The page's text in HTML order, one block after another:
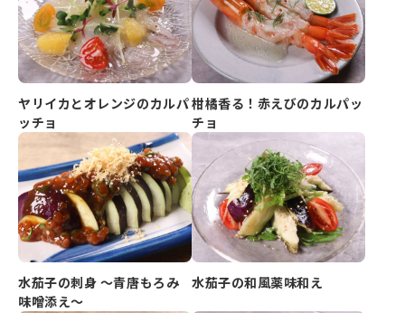
ヤリイカとオレンジのカルパ
ッチョ
柑橘香る！赤えびのカルパッ
チョ
水茄子の刺身 ～青唐もろみ
味噌添え～
水茄子の和風薬味和え